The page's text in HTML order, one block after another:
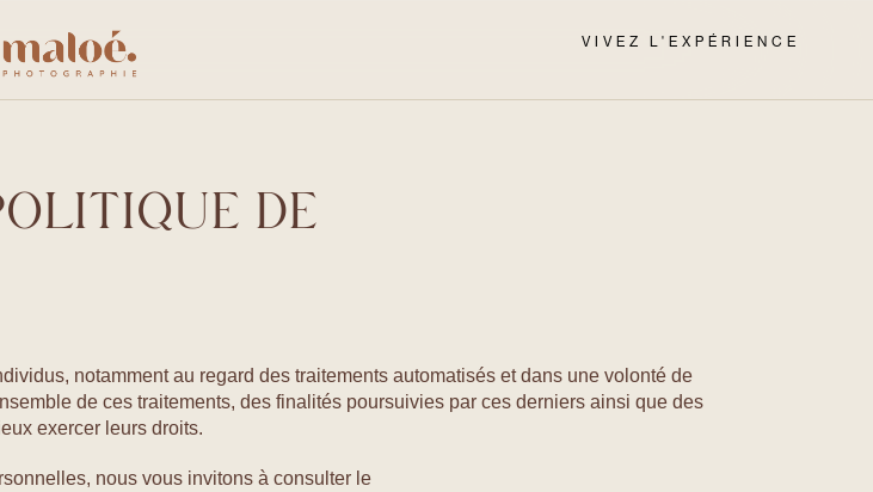
VIVEZ L'EXPÉRIENCE
DE
notamment au regard des traitements automatisés et dans une volonté de
de ces traitements, des finalités poursuivies par ces derniers ainsi que des
exercer leurs droits.
nous vous invitons à consulter le